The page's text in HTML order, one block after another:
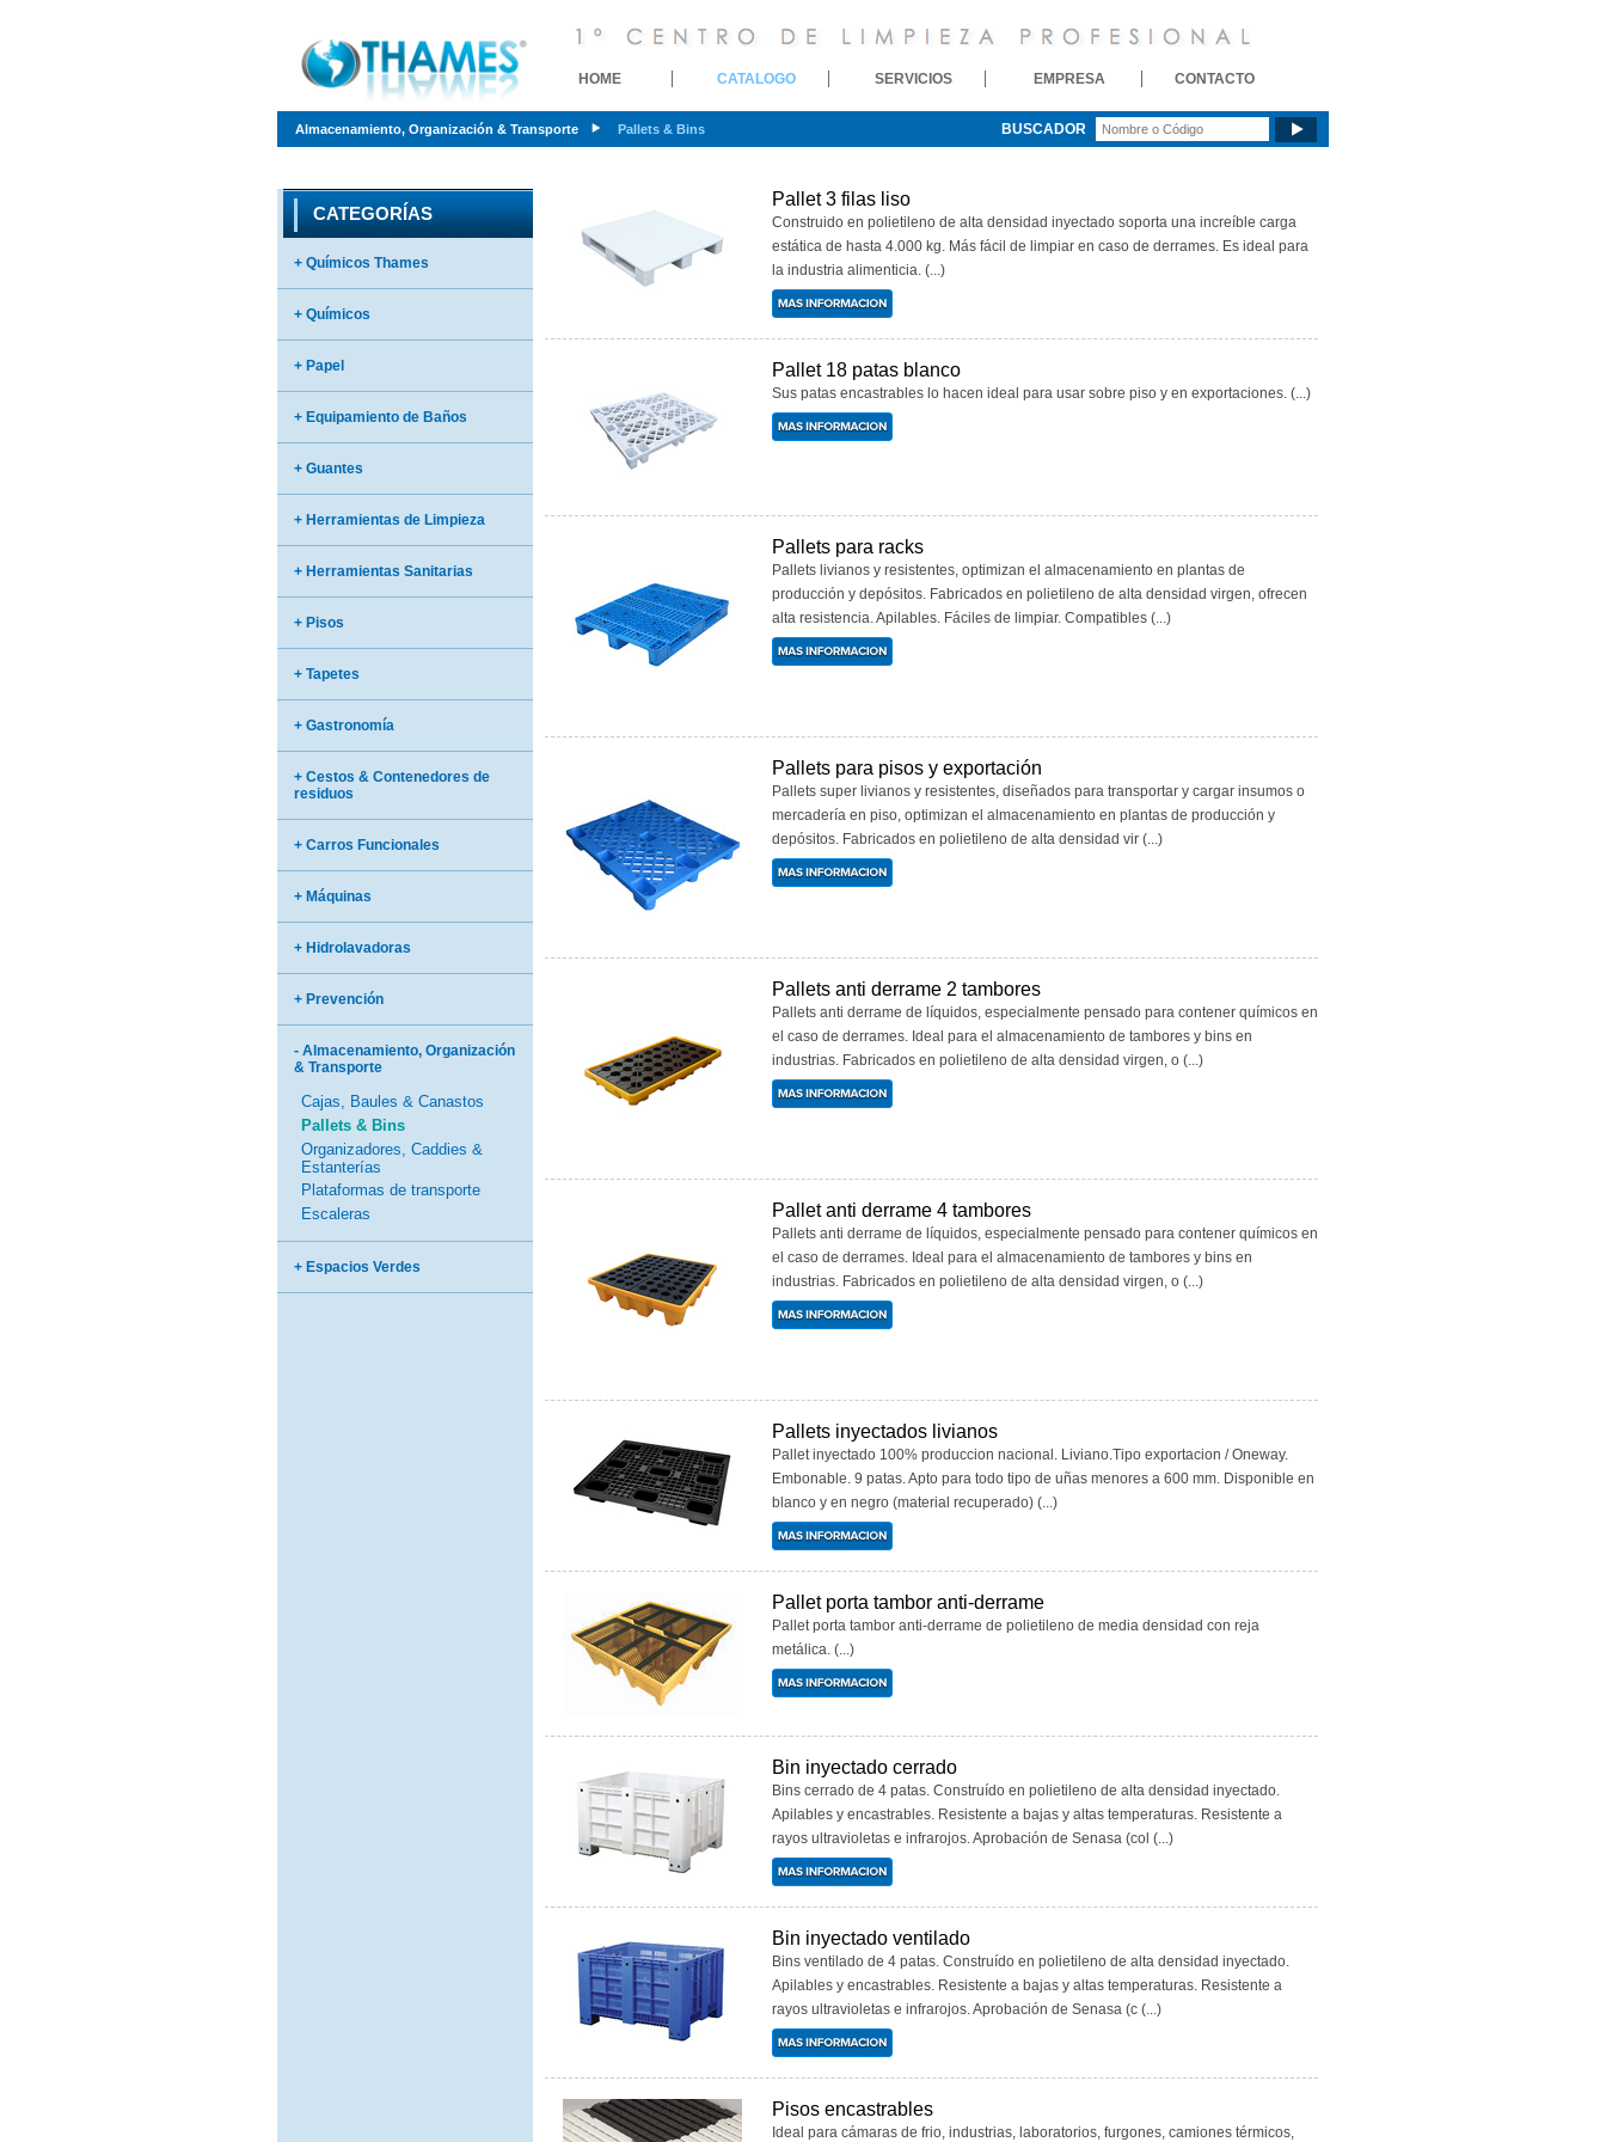
HOME CATALOGO SERVICIOS EMPRESA CONTACTO
Almacenamiento, Organización & Transporte Pallets & Bins BUSCADOR
CATEGORÍAS
+ Químicos Thames
+ Químicos
+ Papel
+ Equipamiento de Baños
+ Guantes
+ Herramientas de Limpieza
+ Herramientas Sanitarias
+ Pisos
+ Tapetes
+ Gastronomía
+ Cestos & Contenedores de
residuos
+ Carros Funcionales
+ Máquinas
+ Hidrolavadoras
+ Prevención
- Almacenamiento, Organización
& Transporte
Cajas, Baules & Canastos
Pallets & Bins
Organizadores, Caddies &
Estanterías
Plataformas de transporte
Escaleras
+ Espacios Verdes
Pallet 3 filas liso
Construido en polietileno de alta densidad inyectado soporta una increíble carga
estática de hasta 4.000 kg. Más fácil de limpiar en caso de derrames. Es ideal para
la industria alimenticia. (...)
Pallet 18 patas blanco
Sus patas encastrables lo hacen ideal para usar sobre piso y en exportaciones. (...)
Pallets para racks
Pallets livianos y resistentes, optimizan el almacenamiento en plantas de
producción y depósitos. Fabricados en polietileno de alta densidad virgen, ofrecen
alta resistencia. Apilables. Fáciles de limpiar. Compatibles (...)
Pallets para pisos y exportación
Pallets super livianos y resistentes, diseñados para transportar y cargar insumos o
mercadería en piso, optimizan el almacenamiento en plantas de producción y
depósitos. Fabricados en polietileno de alta densidad vir (...)
Pallets anti derrame 2 tambores
Pallets anti derrame de líquidos, especialmente pensado para contener químicos en
el caso de derrames. Ideal para el almacenamiento de tambores y bins en
industrias. Fabricados en polietileno de alta densidad virgen, o (...)
Pallet anti derrame 4 tambores
Pallets anti derrame de líquidos, especialmente pensado para contener químicos en
el caso de derrames. Ideal para el almacenamiento de tambores y bins en
industrias. Fabricados en polietileno de alta densidad virgen, o (...)
Pallets inyectados livianos
Pallet inyectado 100% produccion nacional. Liviano.Tipo exportacion / Oneway.
Embonable. 9 patas. Apto para todo tipo de uñas menores a 600 mm. Disponible en
blanco y en negro (material recuperado) (...)
Pallet porta tambor anti-derrame
Pallet porta tambor anti-derrame de polietileno de media densidad con reja
metálica. (...)
Bin inyectado cerrado
Bins cerrado de 4 patas. Construído en polietileno de alta densidad inyectado.
Apilables y encastrables. Resistente a bajas y altas temperaturas. Resistente a
rayos ultravioletas e infrarojos. Aprobación de Senasa (col (...)
Bin inyectado ventilado
Bins ventilado de 4 patas. Construído en polietileno de alta densidad inyectado.
Apilables y encastrables. Resistente a bajas y altas temperaturas. Resistente a
rayos ultravioletas e infrarojos. Aprobación de Senasa (c (...)
Pisos encastrables
Ideal para cámaras de frio, industrias, laboratorios, furgones, camiones térmicos,